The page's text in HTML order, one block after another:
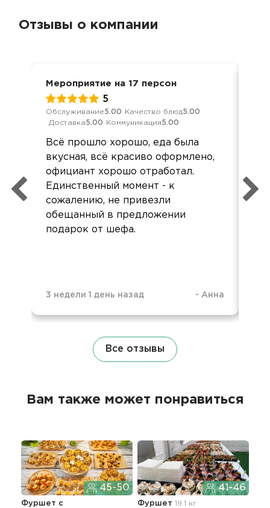
Отзывы о компании
Мероприятие на 17 персон
5
Обслуживание5.00 Качество блюд5.00
Доставка5.00 Коммуникация5.00
Всё прошло хорошо, еда была
вкусная, всё красиво оформлено,
официант хорошо отработал.
Единственный момент - к
сожалению, не привезли
обещанный в предложении
подарок от шефа.
3 недели 1 день назад - Анна
Все отзывы
Вам также может понравиться
45-50
Фуршет с
41-46
Фуршет 19.1 кг